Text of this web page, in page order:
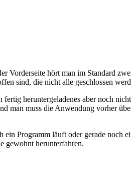
Vorderseite hört man im Standard
sind, die nicht alle geschlossen
heruntergeladenes aber noch
man muss die Anwendung vorher
ein Programm läuft oder gerade noch
gewohnt herunterfahren.